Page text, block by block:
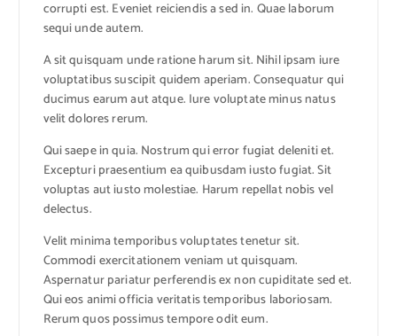
corrupti est. Eveniet reiciendis a sed in. Quae laborum
sequi unde autem.
A sit quisquam unde ratione harum sit. Nihil ipsam iure
voluptatibus suscipit quidem aperiam. Consequatur qui
ducimus earum aut atque. Iure voluptate minus natus
velit dolores rerum.
Qui saepe in quia. Nostrum qui error fugiat deleniti et.
Excepturi praesentium ea quibusdam iusto fugiat. Sit
voluptas aut iusto molestiae. Harum repellat nobis vel
delectus.
Velit minima temporibus voluptates tenetur sit.
Commodi exercitationem veniam ut quisquam.
Aspernatur pariatur perferendis ex non cupiditate sed et.
Qui eos animi officia veritatis temporibus laboriosam.
Rerum quos possimus tempore odit eum.